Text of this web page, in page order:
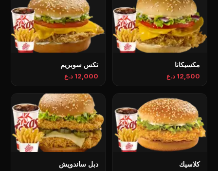
مكسيكانا
12,500 د.ع
تكس سوبريم
12,000 د.ع
كلاسيك دبل ساندويش